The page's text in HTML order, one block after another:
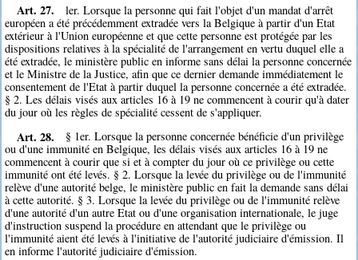
Art. 27.
ler. Lorsque la personne qui fait l'objet d'un mandat d'arrêt
européen a été précédemment extradée vers la Belgique à partir d'un Etat
extérieur à l'Union européenne et que cette personne est protégée par les
dispositions relatives à la spécialité de l'arrangement en vertu duquel elle a
été extradée, le ministère public en informe sans délai la personne concernée
et le Ministre de la Justice, afin que ce dernier demande immédiatement le
consentement de l'Etat à partir duquel la personne concernée a été extradée.
§ 2. Les délais visés aux articles 16 à 19 ne commencent à courir qu'à dater
du jour où les règles de spécialité cessent de s'appliquer.
Art. 28.
§ 1er. Lorsque la personne concernée bénéficie d'un privilège
ou d'une immunité en Belgique, les délais visés aux articles 16 à 19 ne
commencent à courir que si et à compter du jour où ce privilège ou cette
immunité ont été levés. § 2. Lorsque la levée du privilège ou de l'immunité
relève d'une autorité belge, le ministère public en fait la demande sans délai
à cette autorité. § 3. Lorsque la levée du privilège ou de l'immunité relève
d'une autorité d'un autre Etat ou d'une organisation internationale, le juge
d'instruction suspend la procédure en attendant que le privilège ou
l'immunité aient été levés à l'initiative de l'autorité judiciaire d'émission. Il
en informe l'autorité judiciaire d'émission.